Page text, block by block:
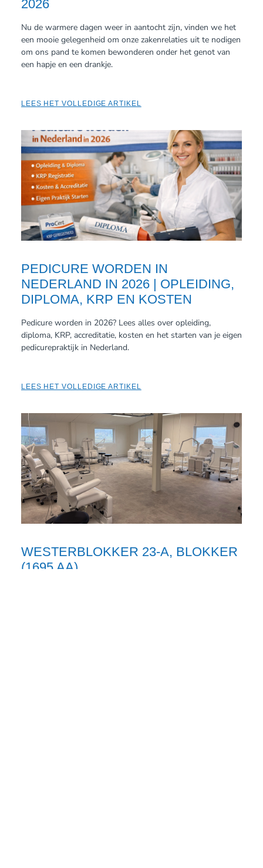
2026
Nu de warmere dagen weer in aantocht zijn, vinden we het
een mooie gelegenheid om onze zakenrelaties uit te nodigen
om ons pand te komen bewonderen onder het genot van
een hapje en een drankje.
LEES HET VOLLEDIGE ARTIKEL
PEDICURE WORDEN IN
NEDERLAND IN 2026 | OPLEIDING,
DIPLOMA, KRP EN KOSTEN
Pedicure worden in 2026? Lees alles over opleiding,
diploma, KRP, accreditatie, kosten en het starten van je eigen
pedicurepraktijk in Nederland.
LEES HET VOLLEDIGE ARTIKEL
WESTERBLOKKER 23-A, BLOKKER
(1695 AA)